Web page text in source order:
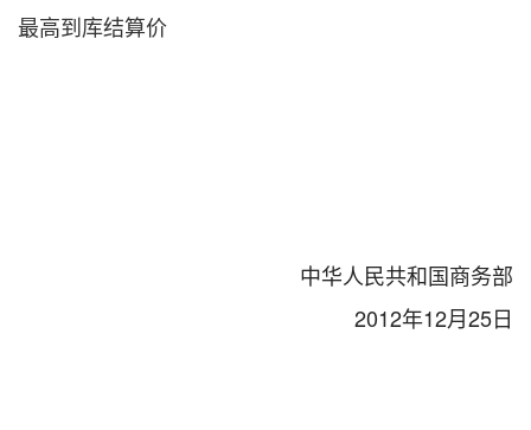
最高到库结算价
中华人民共和国商务部
2012年12月25日